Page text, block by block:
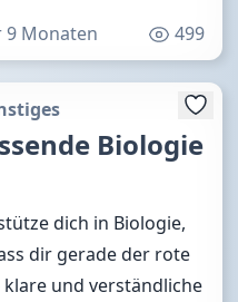
9 Monaten 499
Biologie
dich in Biologie,
dir gerade der rote
und verständliche